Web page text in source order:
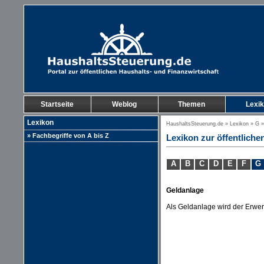
Startseite Weblog Themen
Lexikon
» Fachbegriffe von A bis Z
HaushaltsSteuerung.de » Lexikon » G
Lexikon zur
A B C D E F G
Geldanlage
Als Geldanlage wird der